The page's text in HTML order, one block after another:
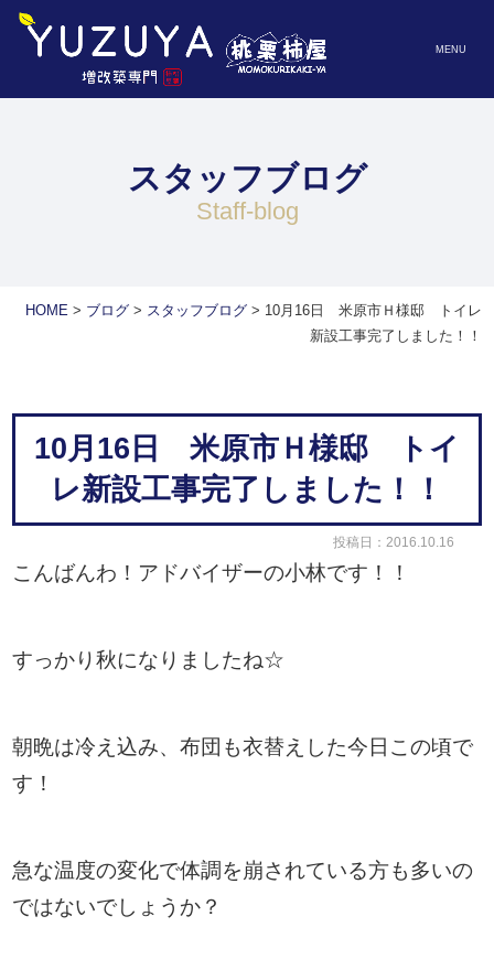
MENU
スタッフブログ
staff-blog
HOME> ブログ> スタッフブログ> 10月16日 米原市Ｈ様邸 トイレ
新設工事完了しました！！
10月16日 米原市Ｈ様邸 トイ
レ新設工事完了しました！！
投稿日：2016.10.16
こんばんわ！アドバイザーの小林です！！
すっかり秋になりましたね☆
朝晩は冷え込み、布団も衣替えした今日この頃で
す！
急な温度の変化で体調を崩されている方も多いの
ではないでしょうか？